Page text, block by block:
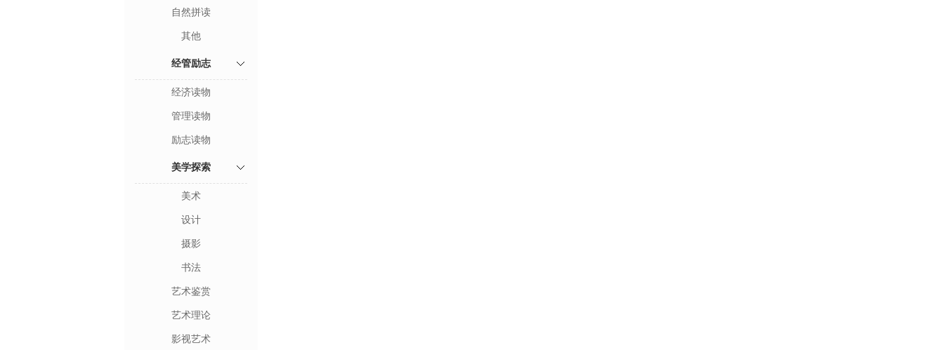
自然拼读
其他
经管励志
经济读物
管理读物
励志读物
美学探索
美术
设计
摄影
书法
艺术鉴赏
艺术理论
影视艺术